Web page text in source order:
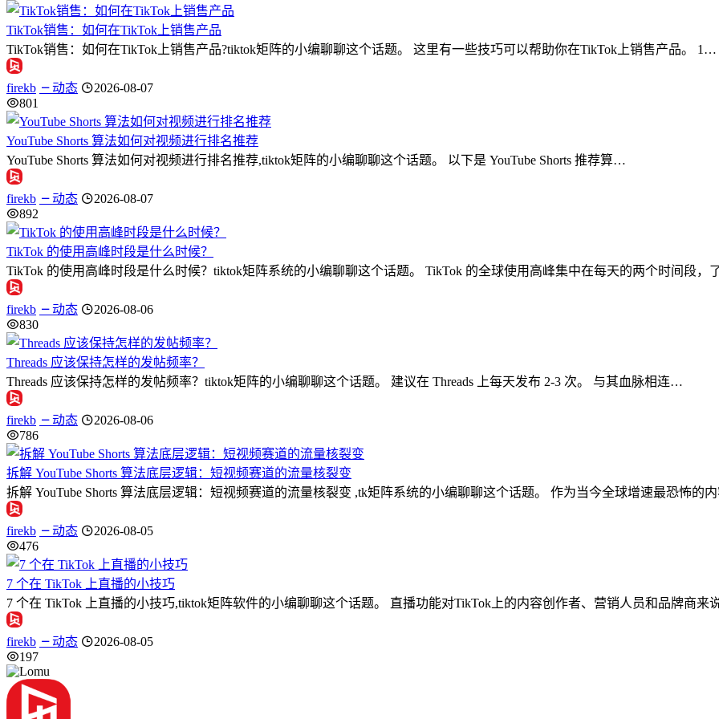
TikTok销售：如何在TikTok上销售产品
TikTok销售：如何在TikTok上销售产品?tiktok矩阵的小编聊聊这个话题。 这里有一些技巧可以帮助你在TikTok上销售产品。 1…
firekb 动态
2026-08-07
801
YouTube Shorts 算法如何对视频进行排名推荐
YouTube Shorts 算法如何对视频进行排名推荐,tiktok矩阵的小编聊聊这个话题。 以下是 YouTube Shorts 推荐算…
firekb 动态
2026-08-07
892
TikTok 的使用高峰时段是什么时候？
TikTok 的使用高峰时段是什么时候？tiktok矩阵系统的小编聊聊这个话题。 TikTok 的全球使用高峰集中在每天的两个时间段，
firekb 动态
2026-08-06
830
Threads 应该保持怎样的发帖频率？
Threads 应该保持怎样的发帖频率？tiktok矩阵的小编聊聊这个话题。 建议在 Threads 上每天发布 2-3 次。 与其血脉相连…
firekb 动态
2026-08-06
786
拆解 YouTube Shorts 算法底层逻辑：短视频赛道的流量核裂变
拆解 YouTube Shorts 算法底层逻辑：短视频赛道的流量核裂变 ,tk矩阵系统的小编聊聊这个话题。 作为当今全球增速最恐怖的
firekb 动态
2026-08-05
476
7 个在 TikTok 上直播的小技巧
7 个在 TikTok 上直播的小技巧,tiktok矩阵软件的小编聊聊这个话题。 直播功能对TikTok上的内容创作者、营销人员和品牌商来
firekb 动态
2026-08-05
197